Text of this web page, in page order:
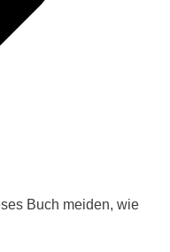
Buch meiden, wie